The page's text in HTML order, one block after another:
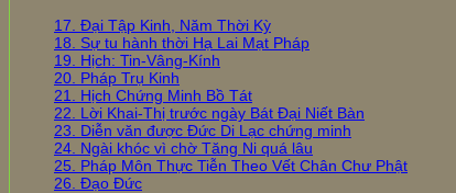
17. Đại Tập Kinh, Năm Thời Kỳ
18. Sự tu hành thời Hạ Lai Mạt Pháp
19. Hịch: Tin-Vâng-Kính
20. Pháp Trụ Kinh
21. Hịch Chứng Minh Bồ Tát
22. Lời Khai-Thị trước ngày Bát Đại Niết Bàn
23. Diễn văn được Đức Di Lạc chứng minh
24. Ngài khóc vì chờ Tăng Ni quá lâu
25. Pháp Môn Thực Tiễn Theo Vết Chân Chư Phật
26. Đạo Đức